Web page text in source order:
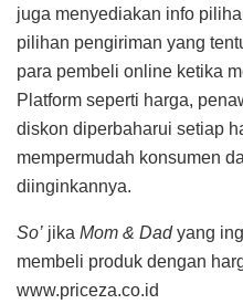
juga menyediakan info
pilihan pengiriman yang
para pembeli online ketika
Platform seperti harga,
diskon diperbaharui setiap
mempermudah konsumen
diinginkannya.
So’ jika Mom & Dadyang
membeli produk dengan
www.priceza.co.id